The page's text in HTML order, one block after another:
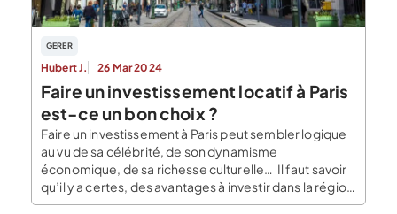
GERER
Hubert J. 26 Mar 2024
Faire un investissement locatif à Paris
est-ce un bon choix ?
Faire un investissement à Paris peut sembler logique
au vu de sa célébrité, de son dynamisme
économique, de sa richesse culturelle… Il faut savoir
qu’il y a certes, des avantages à investir dans la région
parisienne mais aussi des inconvénients. Certaines